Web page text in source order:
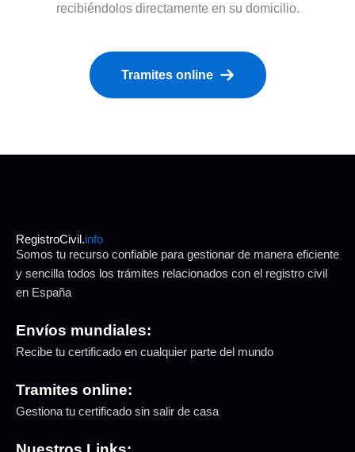
recibiéndolos directamente en su domicilio.
Tramites online
RegistroCivil.info
Somos tu recurso confiable para gestionar de manera eficiente
y sencilla todos los trámites relacionados con el registro civil
en España
Envíos mundiales:
Recibe tu certificado en cualquier parte del mundo
Tramites online:
Gestiona tu certificado sin salir de casa